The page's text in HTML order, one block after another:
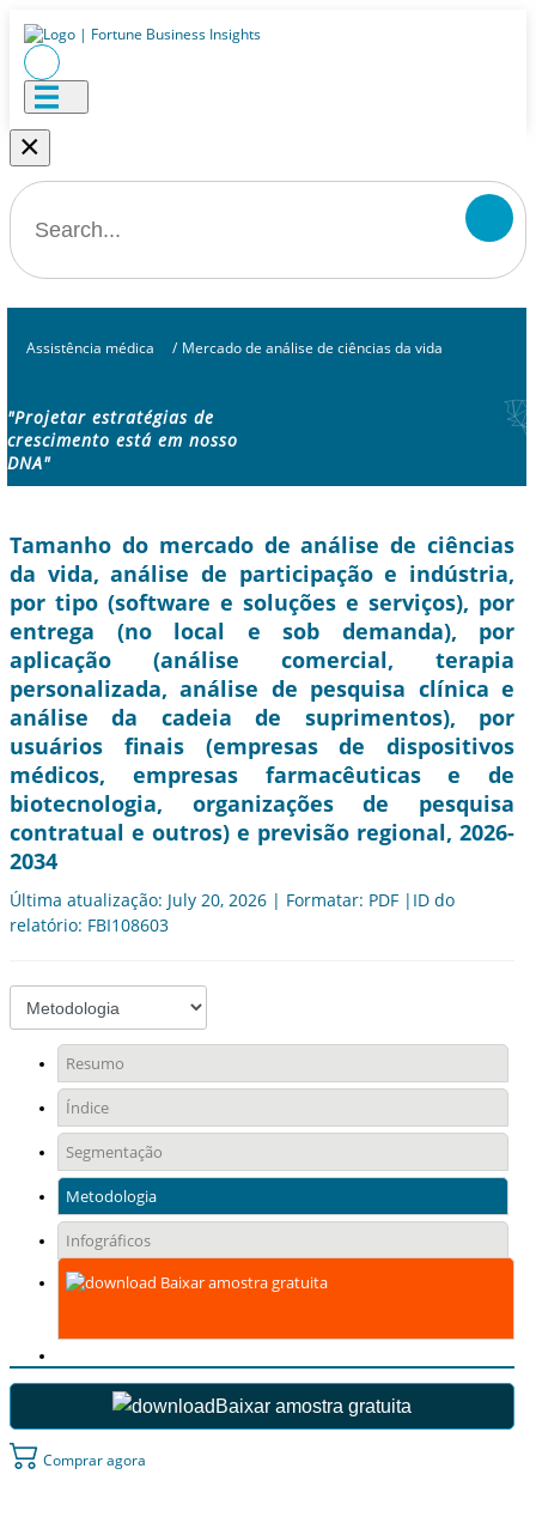
×
Assistência médica / Mercado de análise de ciências da vida
"Projetar estratégias de
crescimento está em nosso
DNA"
Tamanho do mercado de análise de ciências
da vida, análise de participação e indústria,
por tipo (software e soluções e serviços), por
entrega (no local e sob demanda), por
aplicação (análise comercial, terapia
personalizada, análise de pesquisa clínica e
análise da cadeia de suprimentos), por
usuários finais (empresas de dispositivos
médicos, empresas farmacêuticas e de
biotecnologia, organizações de pesquisa
contratual e outros) e previsão regional, 2026-
2034
Última atualização: July 20, 2026 | Formatar: PDF |ID do
relatório: FBI108603
Resumo
Índice
Segmentação
Metodologia
Infográficos
Baixar amostra gratuita
Baixar amostra gratuita
Comprar agora